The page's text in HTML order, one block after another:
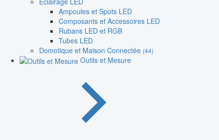
Ampoules et Spots LED
Composants et Accessoires LED
Rubans LED et RGB
Tubes LED
Domotique et Maison Connectée (44)
Outils et Mesure